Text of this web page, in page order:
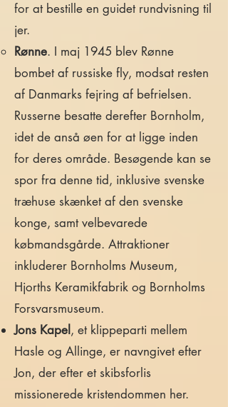
for at bestille en guidet rundvisning til
jer.
Rønne. I maj 1945 blev Rønne
bombet af russiske fly, modsat resten
af Danmarks fejring af befrielsen.
Russerne besatte derefter Bornholm,
idet de anså øen for at ligge inden
for deres område. Besøgende kan se
spor fra denne tid, inklusive svenske
træhuse skænket af den svenske
konge, samt velbevarede
købmandsgårde. Attraktioner
inkluderer Bornholms Museum,
Hjorths Keramikfabrik og Bornholms
Forsvarsmuseum.
Jons Kapel , et klippeparti mellem
Hasle og Allinge, er navngivet efter
Jon, der efter et skibsforlis
missionerede kristendommen her.